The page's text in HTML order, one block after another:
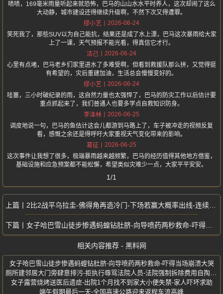
啧啧，169毫米雨量听起来就恐怖，巴马的山山水水平时养人，这次却闹了这么
大动静，城市建设还得继续升级啊，不然下次又得遭罪。
缪小艺
2026-06-24
笑死我了，那些SUV以为自己能抗，结果还是成了水上漂，巴马这次暴雨给大家
上了一课，天气预报不能光看，得真信它才行。
洁己
2026-06-24
心里有点堵，巴马老乡们家里进水了多难受啊，但看到救援队那么拼，又觉得挺
有希望的，灾后重建加油，生活总会慢慢变好的。
缪小艺
2026-06-24
哇塞，三小时破纪录的雨，这自然力量也太强悍了，巴马的防灾工作以后估计要
重点抓起来了，我们普通人也要多学点自救知识防身。
李泽林
2026-06-25
调皮地说一句，巴马的鱼估计这会儿都游到马路上了，车子被冲走的视频反复
看，感慨之余还是得呼吁大家重视天气变化带来的影响。
葛征
2026-06-25
这次事件让我想了很多，极端暴雨越来越频繁，巴马的经历值得其他地方借鉴，
基础设施和应急预案都不能松懈，希望类似灾难少一点，大家平平安安。
1/1
2比2战平乌拉圭-佛得角再造冷门-下场若赢大概率出线-连续战平世界冠军
女子哈巴雪山徒步惨遇蚂蝗钻肚脐-向导喷药两秒救命-吓得当场崩溃大哭
相关内容推荐 - 黑料网
女子哈巴雪山徒步惨遇蚂蝗钻肚脐-向导喷药两秒救命-吓得当场崩溃大哭
女子露营烧烤送医后遗症-出院1个月找不到家大小便失禁-家人吓坏求助
端午假期最后一天-全国高速公路迎来返程车流高峰